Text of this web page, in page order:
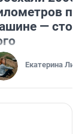
по
—
Екатерина